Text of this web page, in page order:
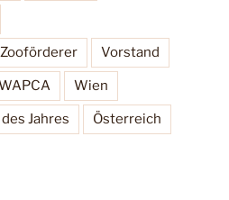
Vorstand
Wien
Jahres Österreich